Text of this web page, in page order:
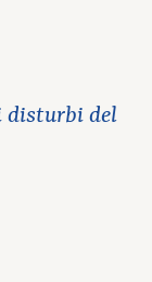
disturbi del